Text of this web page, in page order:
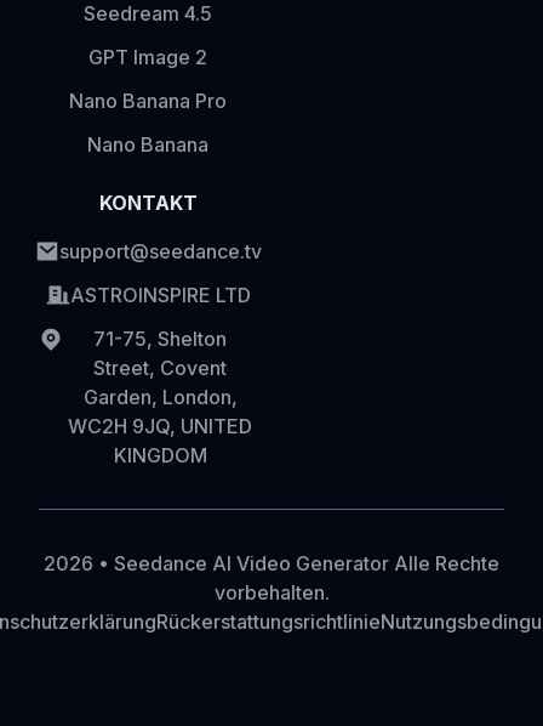
Seedream 4.5
GPT Image 2
Nano Banana Pro
Nano Banana
KONTAKT
support@seedance.tv
ASTROINSPIRE LTD
71-75, Shelton
Street, Covent
Garden, London,
WC2H 9JQ, UNITED
KINGDOM
2026 • Seedance AI Video Generator Alle Rechte
vorbehalten.
Rückerstattungsrichtlinie